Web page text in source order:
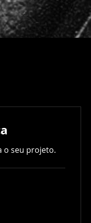
o seu projeto.